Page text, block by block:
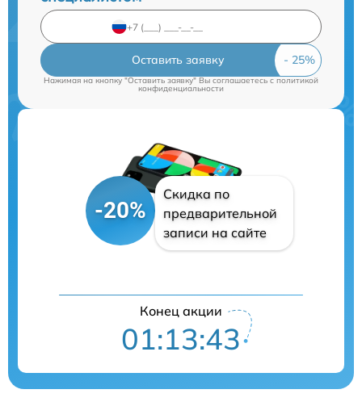
Оставить заявку
Нажимая на кнопку "Оставить заявку" Вы соглашаетесь c политикой
конфиденциальности
-20%
Скидка по
предварительной
записи на сайте
Конец акции
01:13:42